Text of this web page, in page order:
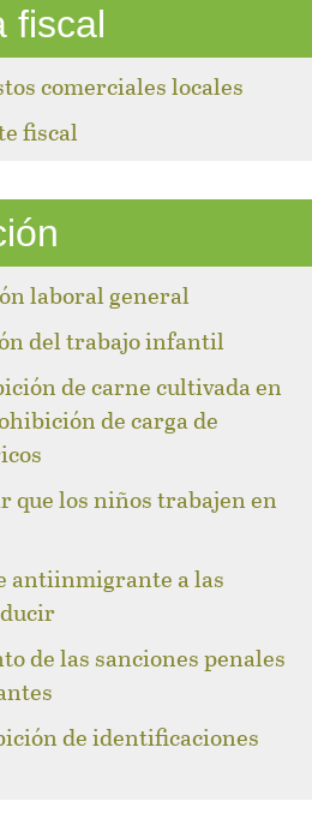
fiscal
comerciales locales
fiscal
laboral general
del trabajo infantil
de carne cultivada en
de carga de
que los niños trabajen en
antiinmigrante a las
de las sanciones penales
de identificaciones